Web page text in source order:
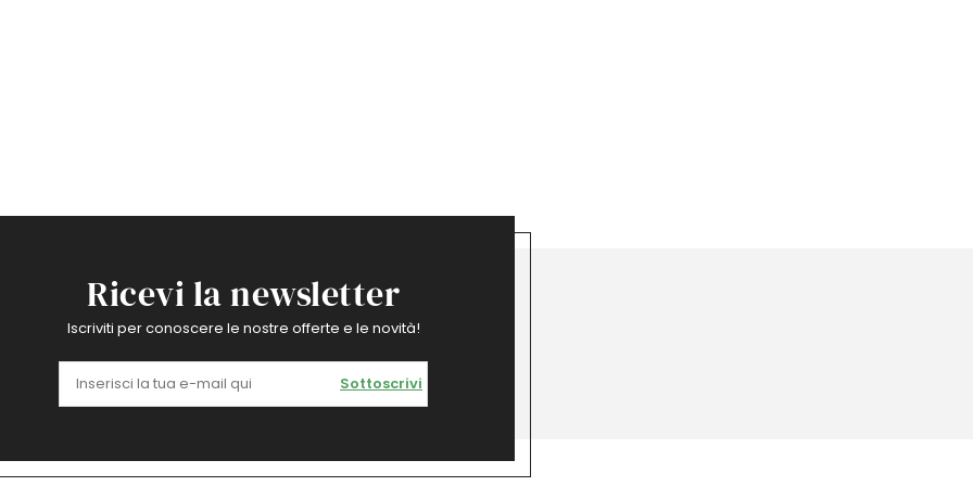
Ricevi la newsletter
Iscriviti per conoscere le nostre offerte e le novità!
Sottoscrivi